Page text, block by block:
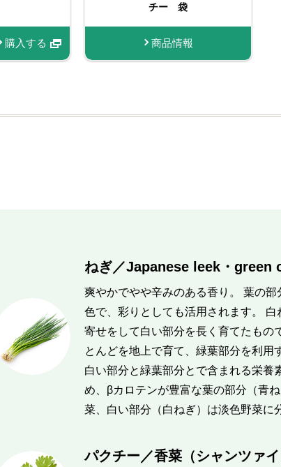
購入する 商品情報
購入する
生しょうが
商品情報
購入する
チー 袋
商品情報
ねぎ／Japanese leek・green
爽やかでやや辛みのある香り。 葉の部
色で、彩りとしても活用されます。 白
寄せをして白い部分を長く育てたもの
とんどを地上で育て、緑葉部分を利用
白い部分と緑葉部分とで含まれる栄養
め、βカロテンが豊富な葉の部分（青
菜、白い部分（白ねぎ）は淡色野菜に
パクチー／香菜（シャンツァ